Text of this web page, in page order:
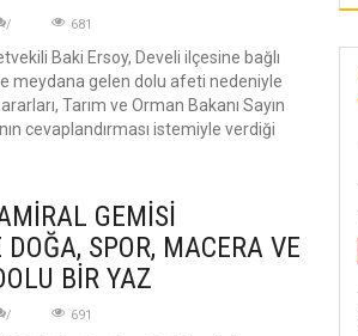
681
Baki Ersoy, Develi ilçesine bağlı
meydana gelen dolu afeti nedeniyle
Tarım ve Orman Bakanı Sayın
cevaplandırması istemiyle verdiği
GEMİSİ
DOĞA, SPOR, MACERA VE
BİR YAZ
691